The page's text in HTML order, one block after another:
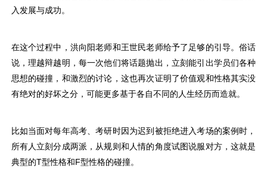
入发展与成功。
在这个过程中，洪向阳老师和王世民老师给予了足够的引导。俗话
说，理越辩越明，每一次他们将话题抛出，立刻能引出学员们各种
思想的碰撞，和激烈的讨论，这也再次证明了价值观和性格其实没
有绝对的好坏之分，可能更多基于各自不同的人生经历而造就。
比如当面对每年高考、考研时因为迟到被拒绝进入考场的案例时，
所有人立刻分成两派，从规则和人情的角度试图说服对方，这就是
典型的T型性格和F型性格的碰撞。